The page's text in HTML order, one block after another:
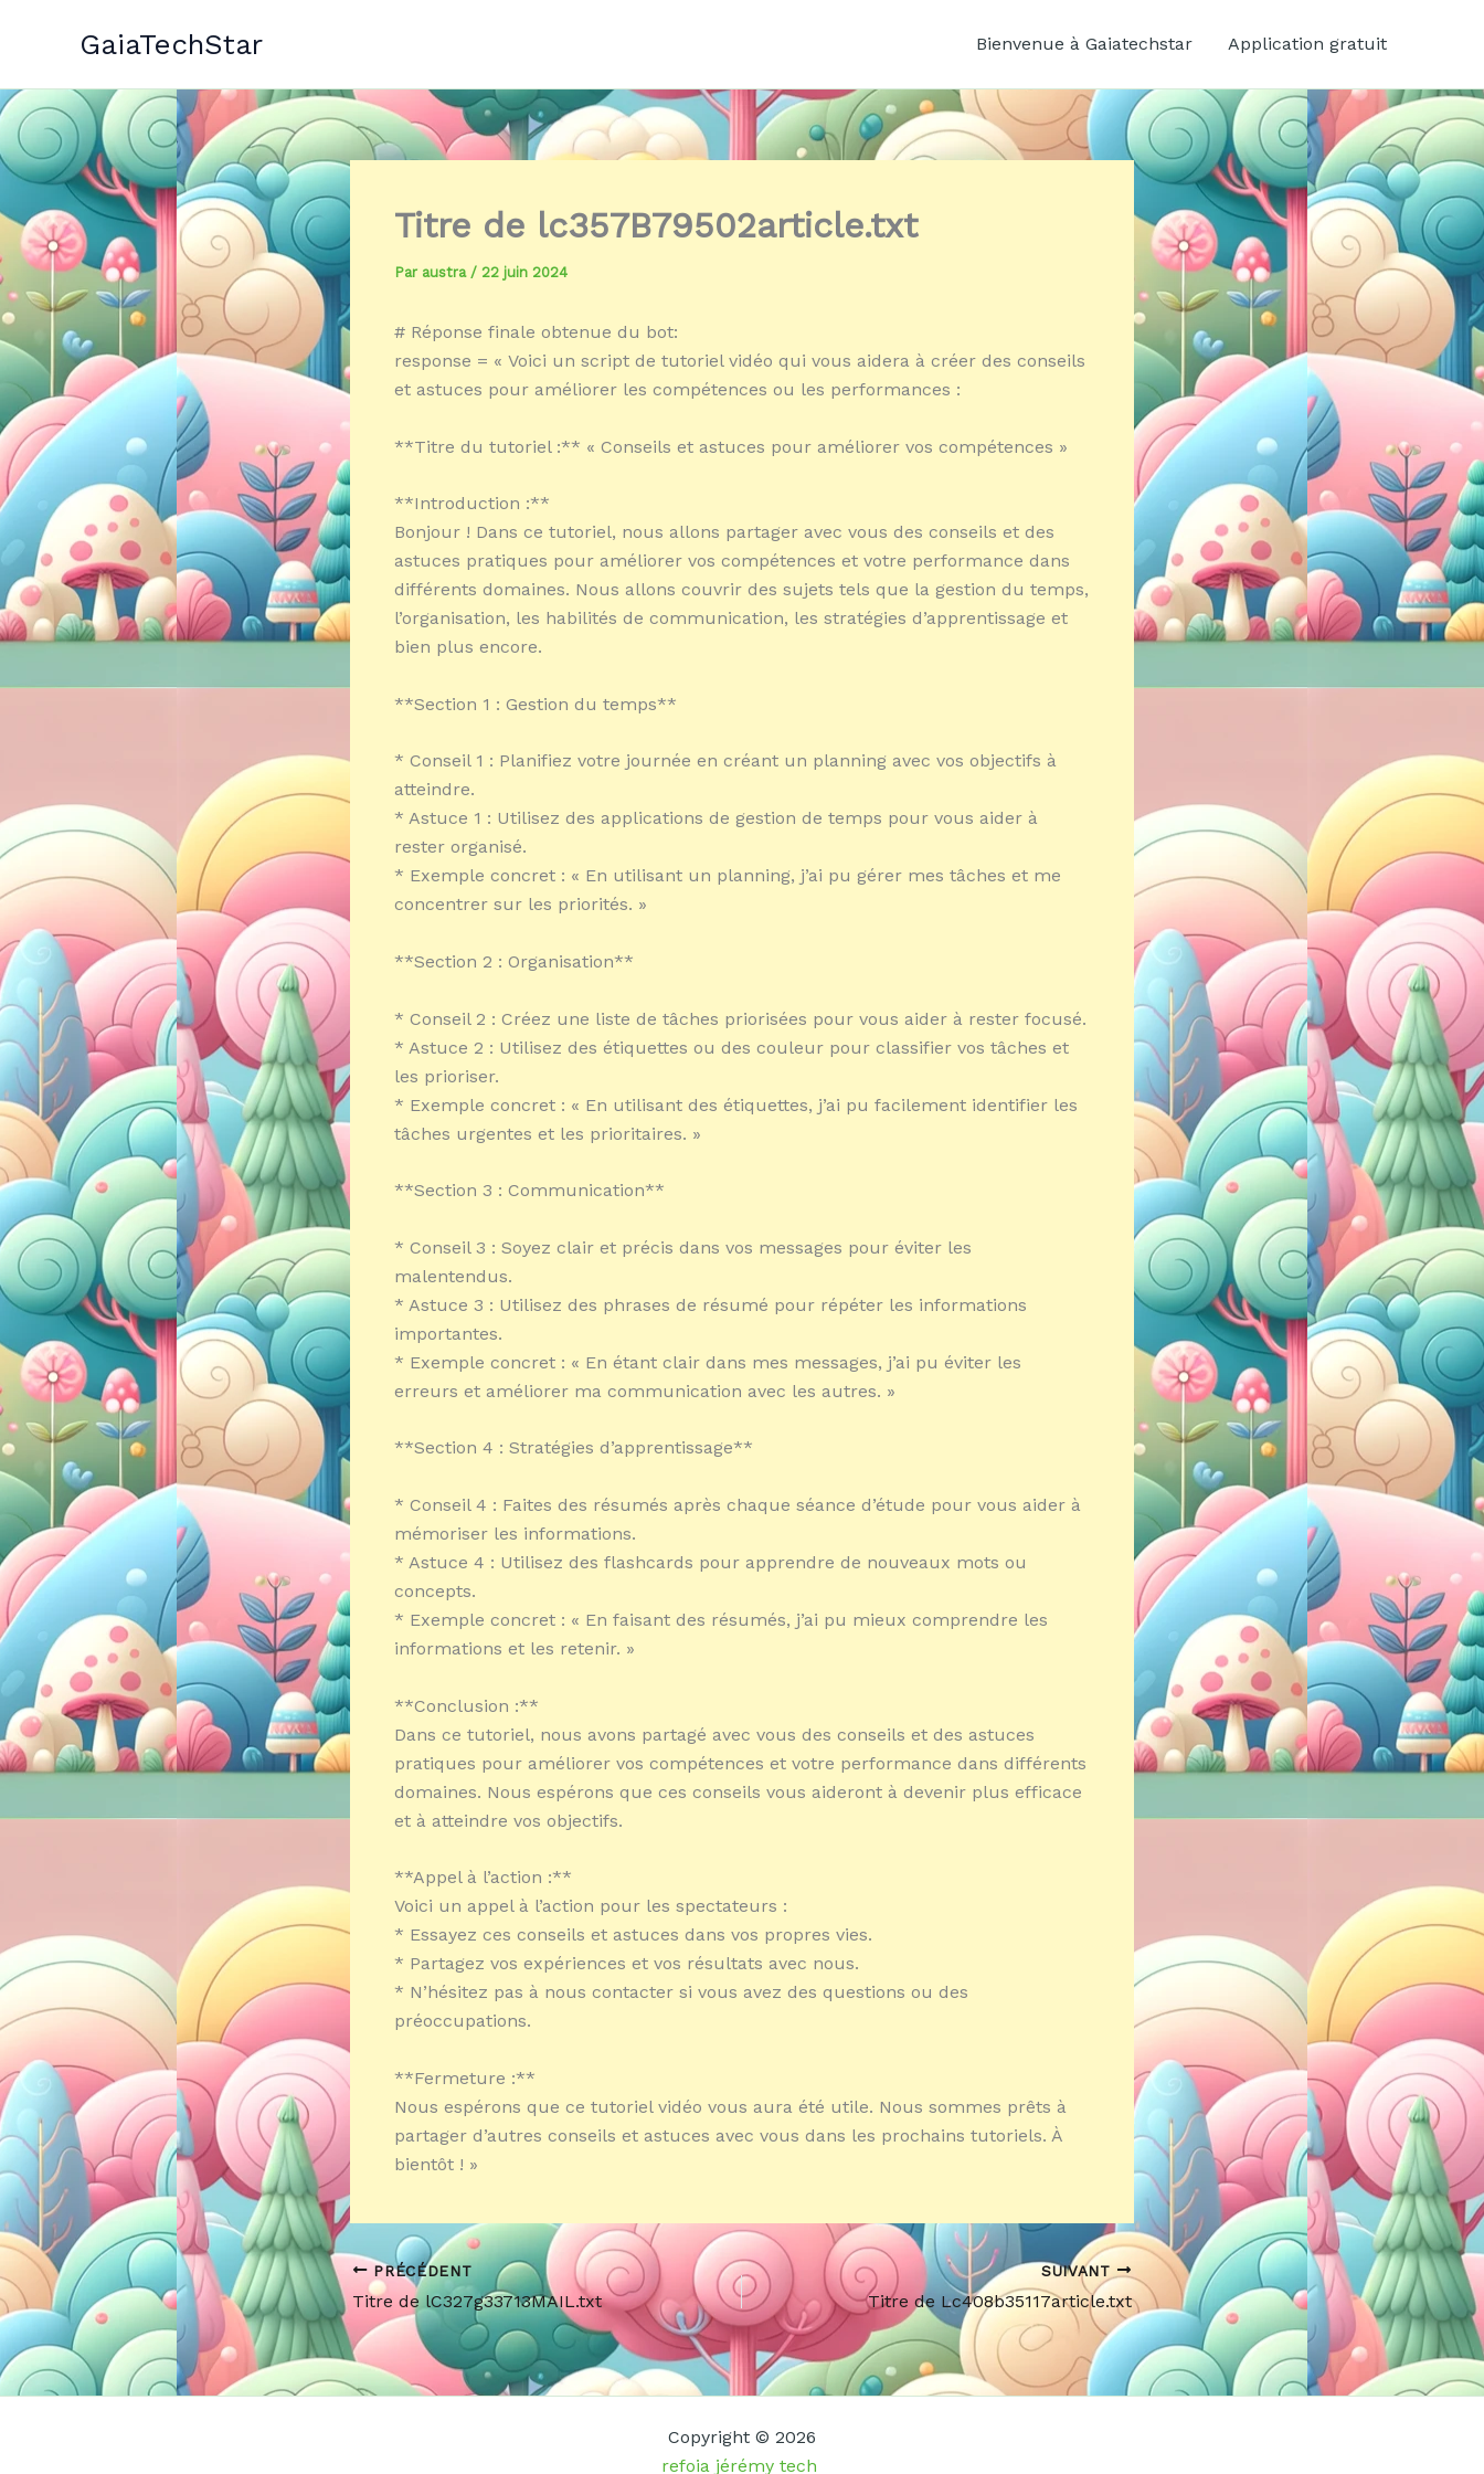
GaiaTechStar Bienvenue à Gaiatechstar Application gratuit
Titre de lc357B79502article.txt
Par austra / 22 juin 2024
# Réponse finale obtenue du bot:
response = « Voici un script de tutoriel vidéo qui vous aidera à créer des conseils
et astuces pour améliorer les compétences ou les performances :
**Titre du tutoriel :** « Conseils et astuces pour améliorer vos compétences »
**Introduction :**
Bonjour ! Dans ce tutoriel, nous allons partager avec vous des conseils et des
astuces pratiques pour améliorer vos compétences et votre performance dans
différents domaines. Nous allons couvrir des sujets tels que la gestion du temps,
l’organisation, les habilités de communication, les stratégies d’apprentissage et
bien plus encore.
**Section 1 : Gestion du temps**
* Conseil 1 : Planifiez votre journée en créant un planning avec vos objectifs à
atteindre.
* Astuce 1 : Utilisez des applications de gestion de temps pour vous aider à
rester organisé.
* Exemple concret : « En utilisant un planning, j’ai pu gérer mes tâches et me
concentrer sur les priorités. »
**Section 2 : Organisation**
* Conseil 2 : Créez une liste de tâches priorisées pour vous aider à rester focusé.
* Astuce 2 : Utilisez des étiquettes ou des couleur pour classifier vos tâches et
les prioriser.
* Exemple concret : « En utilisant des étiquettes, j’ai pu facilement identifier les
tâches urgentes et les prioritaires. »
**Section 3 : Communication**
* Conseil 3 : Soyez clair et précis dans vos messages pour éviter les
malentendus.
* Astuce 3 : Utilisez des phrases de résumé pour répéter les informations
importantes.
* Exemple concret : « En étant clair dans mes messages, j’ai pu éviter les
erreurs et améliorer ma communication avec les autres. »
**Section 4 : Stratégies d’apprentissage**
* Conseil 4 : Faites des résumés après chaque séance d’étude pour vous aider à
mémoriser les informations.
* Astuce 4 : Utilisez des flashcards pour apprendre de nouveaux mots ou
concepts.
* Exemple concret : « En faisant des résumés, j’ai pu mieux comprendre les
informations et les retenir. »
**Conclusion :**
Dans ce tutoriel, nous avons partagé avec vous des conseils et des astuces
pratiques pour améliorer vos compétences et votre performance dans différents
domaines. Nous espérons que ces conseils vous aideront à devenir plus efficace
et à atteindre vos objectifs.
**Appel à l’action :**
Voici un appel à l’action pour les spectateurs :
* Essayez ces conseils et astuces dans vos propres vies.
* Partagez vos expériences et vos résultats avec nous.
* N’hésitez pas à nous contacter si vous avez des questions ou des
préoccupations.
**Fermeture :**
Nous espérons que ce tutoriel vidéo vous aura été utile. Nous sommes prêts à
partager d’autres conseils et astuces avec vous dans les prochains tutoriels. À
bientôt ! »
PRÉCÉDENT
Titre de lC327g33713MAIL.txt
SUIVANT
Titre de Lc408b35117article.txt
Copyright © 2026
refoia jérémy tech